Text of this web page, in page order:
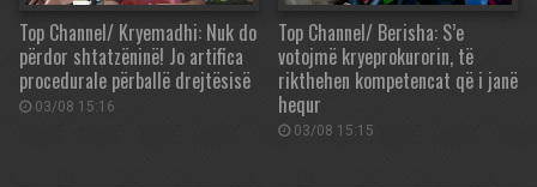
Top Channel/ Kryemadhi: Nuk do
përdor shtatzëninë! Jo artifica
procedurale përballë drejtësisë
03/08 15:16
Top Channel/ Berisha: S’e
votojmë kryeprokurorin, të
rikthehen kompetencat që i janë
hequr
03/08 15:15